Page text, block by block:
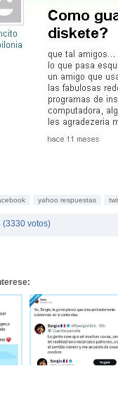
yahoo respuestas
(3330 votos)